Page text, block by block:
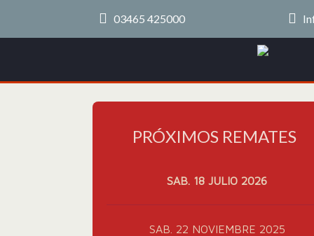
03465 425000
PRÓXIMOS REMATES
SAB. 18 JULIO 2026
SAB. 22 NOVIEMBRE 2025